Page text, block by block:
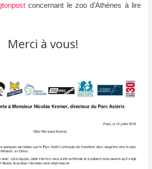
concernant le zoo d’Athènes à lire
Merci à vous!